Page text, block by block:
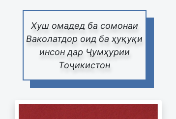
Хуш омадед ба сомонаи
Ваколатдор оид ба ҳуқуқи
инсон дар Ҷумҳурии
Тоҷикистон